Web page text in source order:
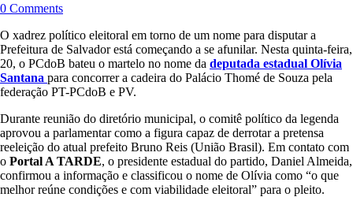
0 Comments
O xadrez político eleitoral em torno de um nome para disputar a
Prefeitura de Salvador está começando a se afunilar. Nesta quinta-feira,
20, o PCdoB bateu o martelo no nome da deputada estadual Olívia
Santana para concorrer a cadeira do Palácio Thomé de Souza pela
federação PT-PCdoB e PV.
Durante reunião do diretório municipal, o comitê político da legenda
aprovou a parlamentar como a figura capaz de derrotar a pretensa
reeleição do atual prefeito Bruno Reis (União Brasil). Em contato com
o Portal A TARDE, o presidente estadual do partido, Daniel Almeida,
confirmou a informação e classificou o nome de Olívia como “o que
melhor reúne condições e com viabilidade eleitoral” para o pleito.